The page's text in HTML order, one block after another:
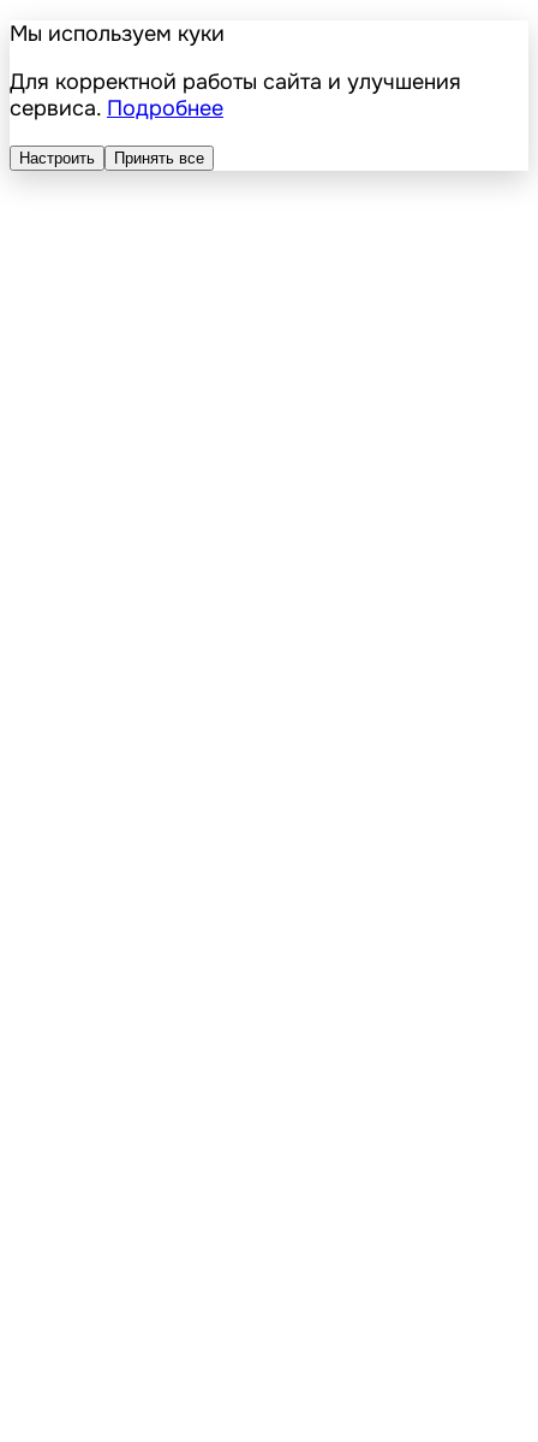
Мы используем куки
Для корректной работы сайта и улучшения
сервиса. Подробнее
Настроить Принять все